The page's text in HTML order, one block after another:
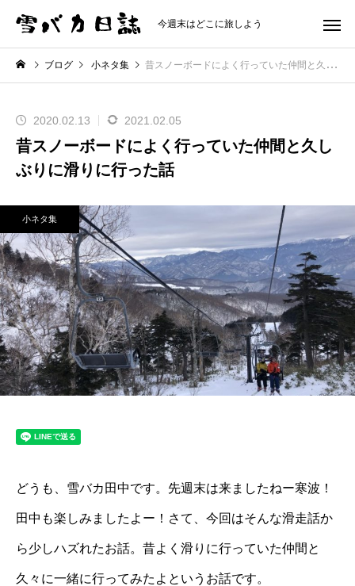
今週末はどこに旅しよう
ブログ 小ネタ集 昔スノーボードによく行っていた仲間と久しぶりに滑りに行った話
2020.02.13 2021.02.05
昔スノーボードによく行っていた仲間と久し
ぶりに滑りに行った話
小ネタ集
どうも、雪バカ田中です。先週末は来ましたねー寒波！
田中も楽しみましたよー！さて、今回はそんな滑走話か
ら少しハズれたお話。昔よく滑りに行っていた仲間と
久々に一緒に行ってみたよというお話です。